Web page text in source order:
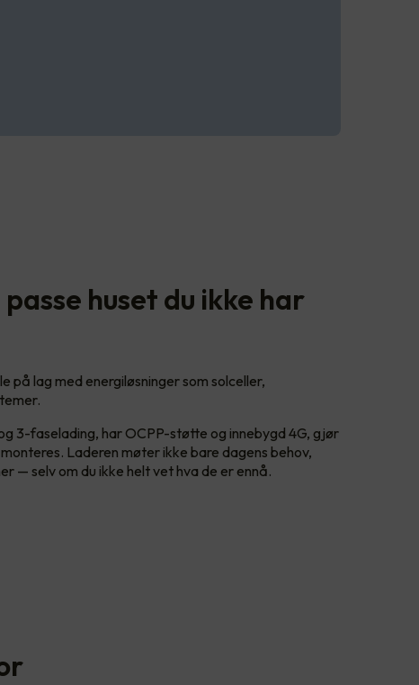
huset du ikke har
på lag med energiløsninger som solceller,
3-faselading, har OCPP-støtte og innebygd 4G, gjør
Laderen møter ikke bare dagens behov,
— selv om du ikke helt vet hva de er ennå.